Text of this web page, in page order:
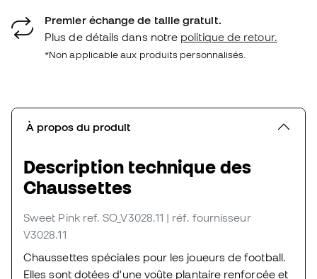
Premier échange de taille gratuit.
Plus de détails dans notre politique de retour.
*Non applicable aux produits personnalisés.
À propos du produit
Description technique des
Chaussettes
Sweet Pink ref. SO_V3028.11 | réf. fournisseur
V3028.11
Chaussettes spéciales pour les joueurs de football.
Elles sont dotées d'une voûte plantaire renforcée et